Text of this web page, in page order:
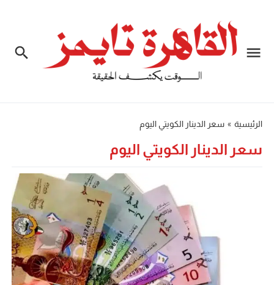
الرئيسية » سعر الدينار الكويتي اليوم
سعر الدينار الكويتي اليوم